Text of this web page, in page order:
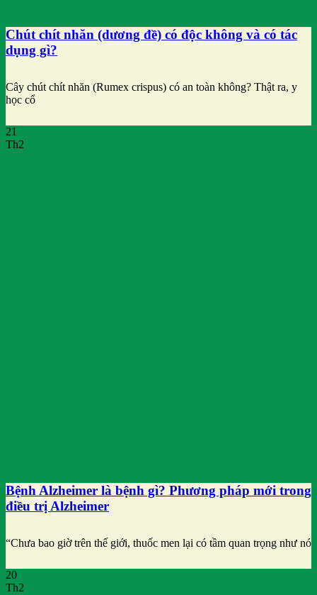
Chút chít nhăn (dương đề) có độc không và có tác
dụng gì?
Cây chút chít nhăn (Rumex crispus) có an toàn không? Thật ra, y
học cổ
21
Th2
Bệnh Alzheimer là bệnh gì? Phương pháp mới trong
điều trị Alzheimer
“Chưa bao giờ trên thế giới, thuốc men lại có tầm quan trọng như nó
20
Th2